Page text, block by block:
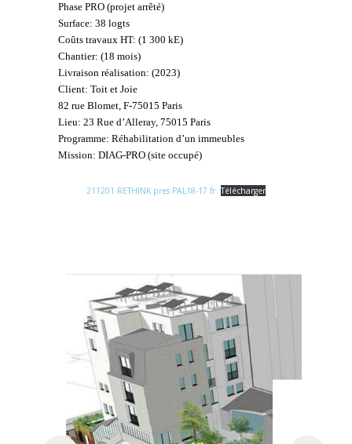
Phase PRO (projet arrêté)
Surface: 38 logts
Coûts travaux HT: (1 300 kE)
Chantier: (18 mois)
Livraison réalisation: (2023)
Client: Toit et Joie
82 rue Blomet, F-75015 Paris
Lieu: 23 Rue d’Alleray, 75015 Paris
Programme: Réhabilitation d’un immeubles
Mission: DIAG-PRO (site occupé)
211201 RETHINK pres PAL18-17 fr Télécharger